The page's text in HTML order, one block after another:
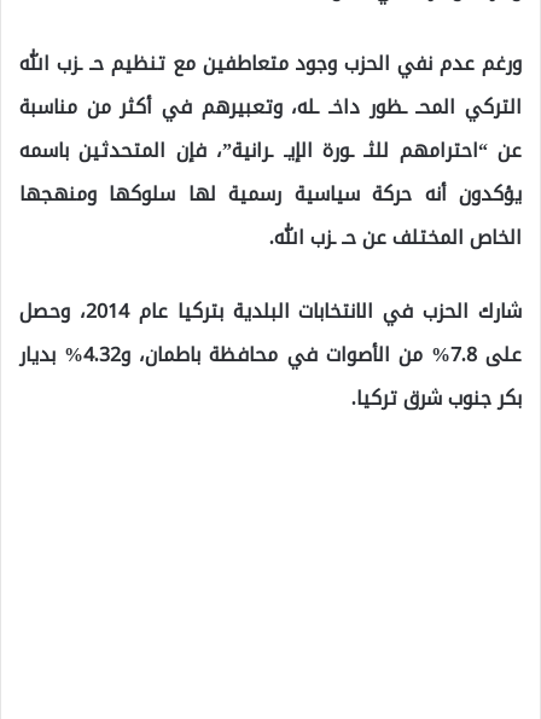
ورغم عدم نفي الحزب وجود متعاطفين مع تنظيم حـ ـزب الله
التركي المحـ ـظور داخـ ـله، وتعبيرهم في أكثر من مناسبة
عن “احترامهم للثـ ـورة الإيـ ـرانية”، فإن المتحدثين باسمه
يؤكدون أنه حركة سياسية رسمية لها سلوكها ومنهجها
الخاص المختلف عن حـ ـزب الله.
شارك الحزب في الانتخابات البلدية بتركيا عام 2014، وحصل
على 7.8% من الأصوات في محافظة باطمان، و4.32% بديار
بكر جنوب شرق تركيا.